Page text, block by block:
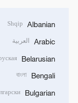
Albanian
Shqip
Arabic العربية
Belarusian
Bengali
বাংলা
Bulgarian